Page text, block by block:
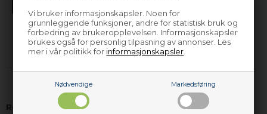
Vi bruker informasjonskapsler. Noen for
grunnleggende funksjoner, andre for statistisk bruk og
forbedring av brukeropplevelsen. Informasjonskapsler
brukes også for personlig tilpasning av annonser. Les
mer i vår politikk for informasjonskapsler
Nødvendige Markedsføring
Espressomaskin
Faema
Reservedeler og tilbehør til Faema
hvitevarer finner du hos